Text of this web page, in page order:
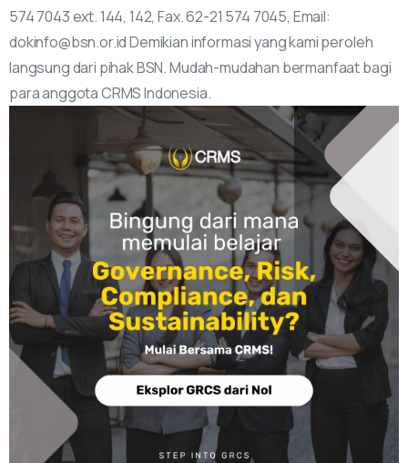
574 7043 ext. 144, 142, Fax. 62-21 574 7045, Email:
dokinfo@bsn.or.id Demikian informasi yang kami peroleh
langsung dari pihak BSN. Mudah-mudahan bermanfaat bagi
para anggota CRMS Indonesia.